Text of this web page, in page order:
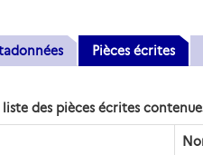
Pièces écrites
des pièces écrites